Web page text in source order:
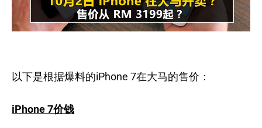
以下是根据爆料的iPhone 7在大马的售价：
iPhone 7价钱